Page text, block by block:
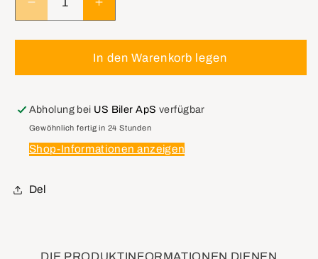
Verringere
die
Menge
GM
Speedometer
Cable
Flexible
Erhöhe
die
Menge
für
GM
Speedometer
Cable
Flexible
In den Warenkorb legen
Abholung bei US Biler ApS verfügbar
Gewöhnlich fertig in 24 Stunden
Shop-Informationen anzeigen
Del
DIE PRODUKTINFORMATIONEN DIENEN